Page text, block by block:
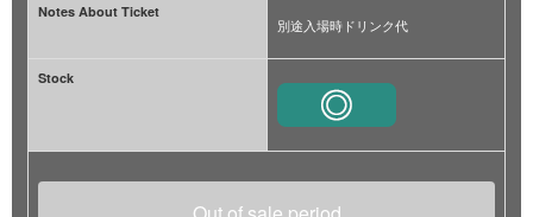
Notes About Ticket
別途入場時ドリンク代
Stock